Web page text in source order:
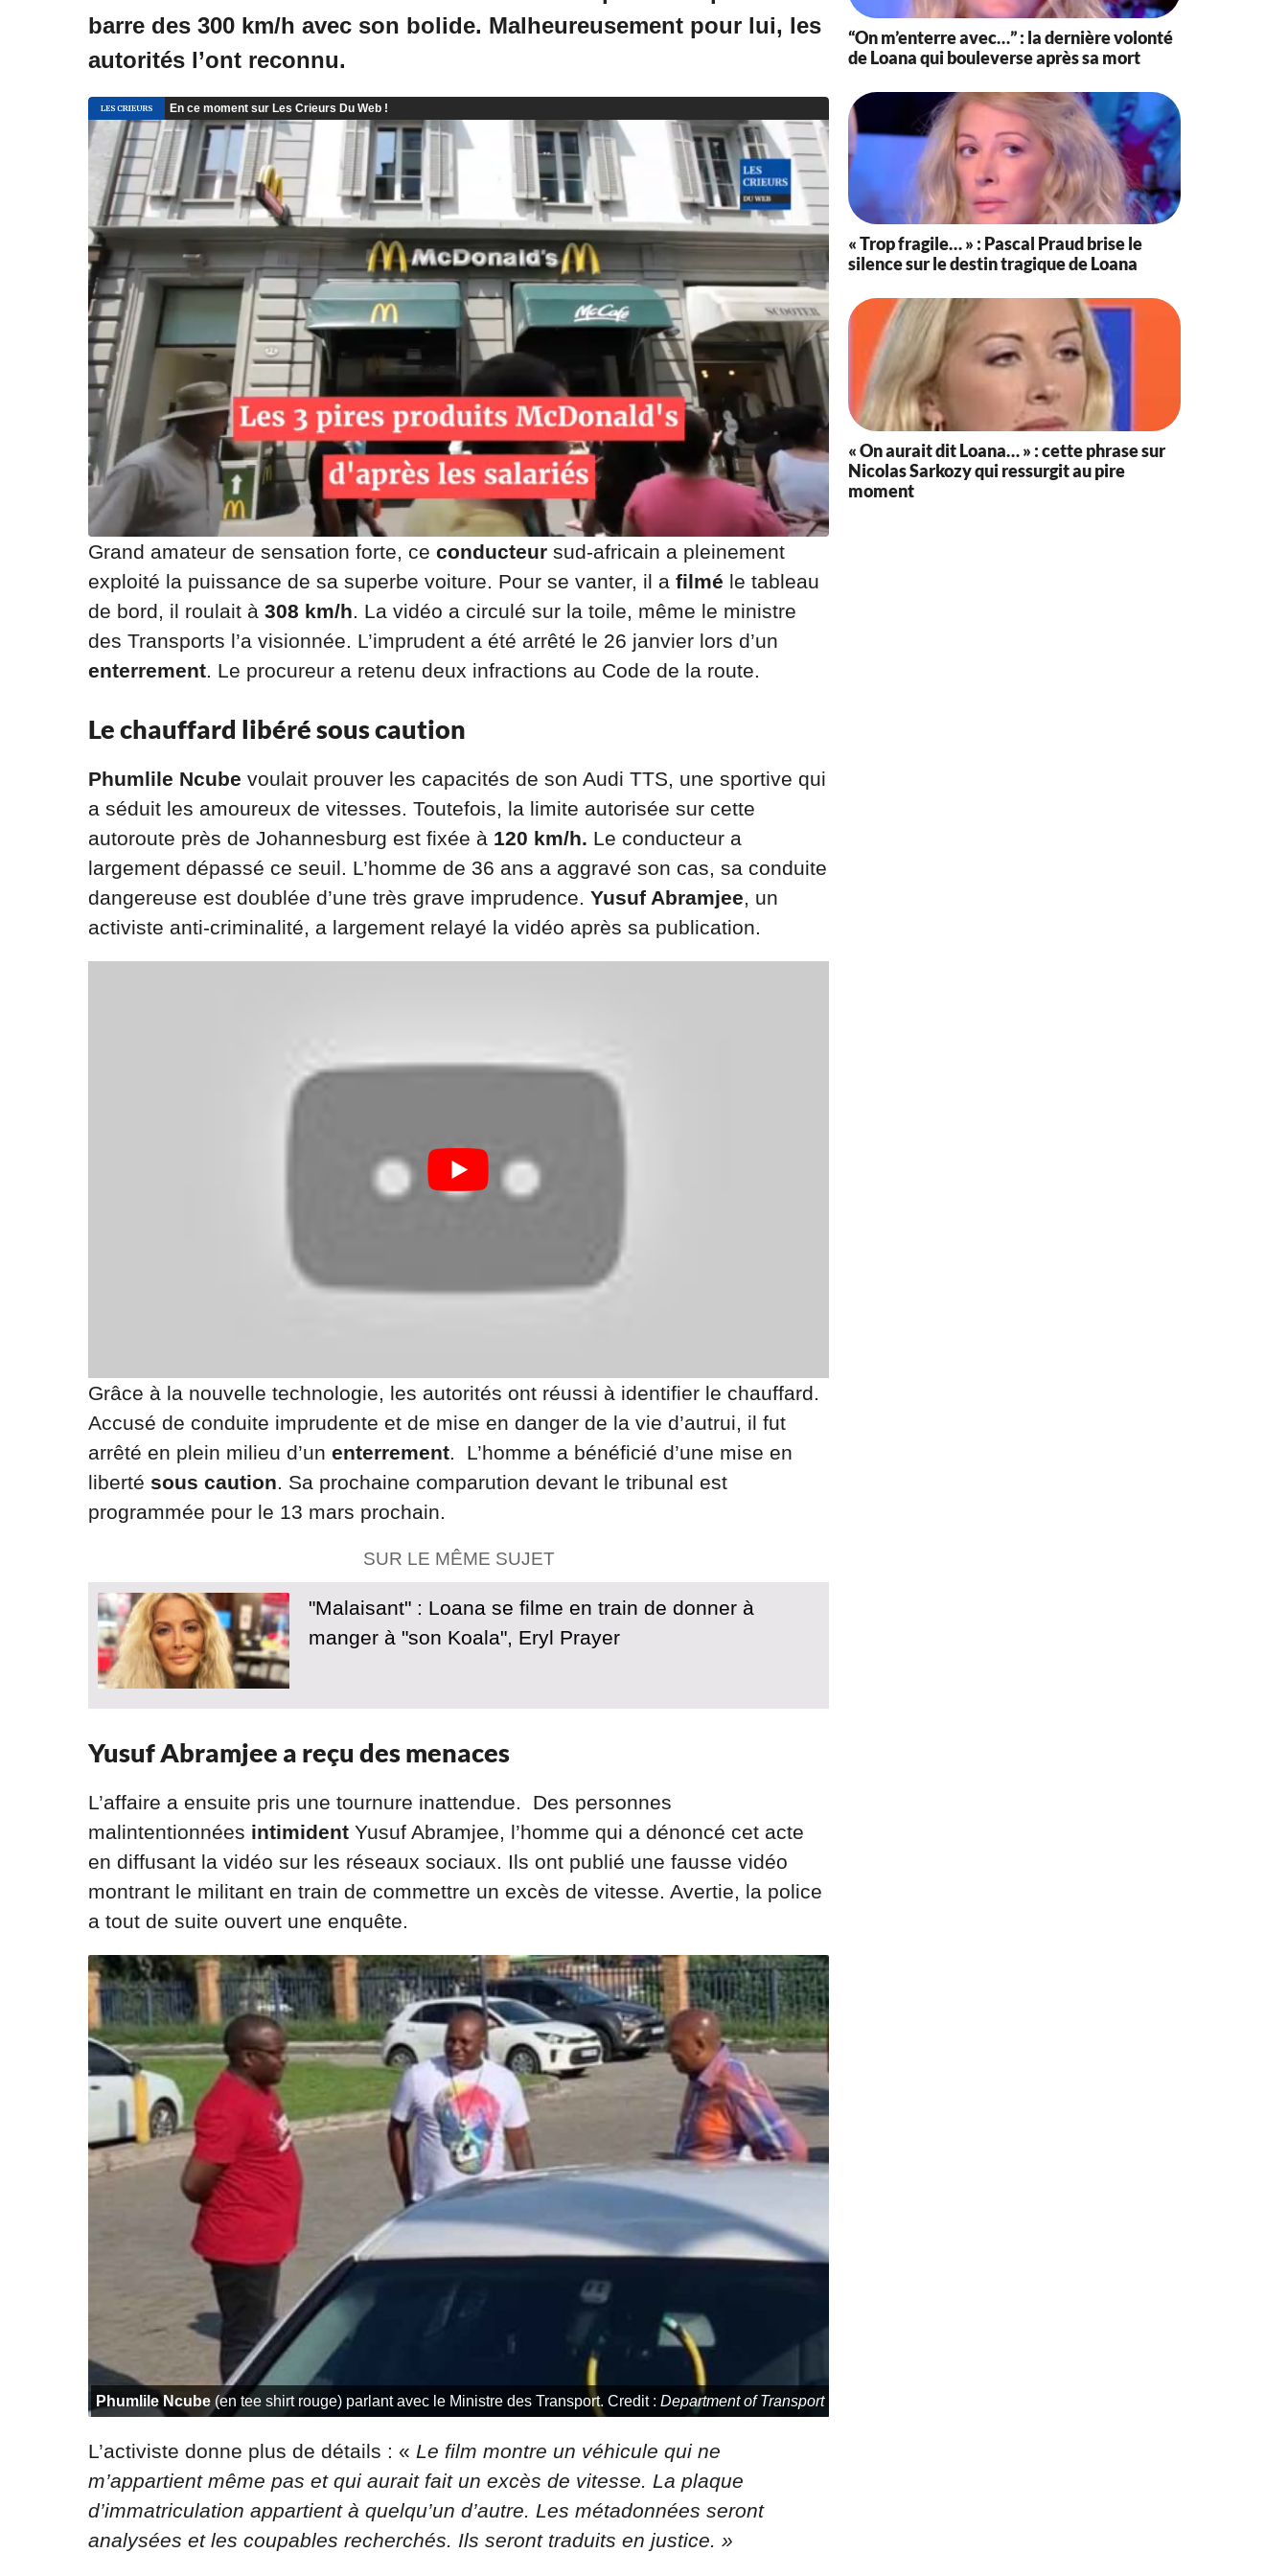
2
:
4
1
barre des 300 km/h avec son bolide. Malheureusement pour lui, les
autorités l’ont reconnu.
Grand amateur de sensation forte, ce conducteur sud-africain a pleinement
exploité la puissance de sa superbe voiture. Pour se vanter, il a filmé le tableau
de bord, il roulait à 308 km/h. La vidéo a circulé sur la toile, même le ministre
des Transports l’a visionnée. L’imprudent a été arrêté le 26 janvier lors d’un
enterrement. Le procureur a retenu deux infractions au Code de la route.
Le chauffard libéré sous caution
Phumlile Ncube voulait prouver les capacités de son Audi TTS, une sportive qui
a séduit les amoureux de vitesses. Toutefois, la limite autorisée sur cette
autoroute près de Johannesburg est fixée à 120 km/h. Le conducteur a
largement dépassé ce seuil. L’homme de 36 ans a aggravé son cas, sa conduite
dangereuse est doublée d’une très grave imprudence. Yusuf Abramjee, un
activiste anti-criminalité, a largement relayé la vidéo après sa publication.
Grâce à la nouvelle technologie, les autorités ont réussi à identifier le chauffard.
Accusé de conduite imprudente et de mise en danger de la vie d’autrui, il fut
arrêté en plein milieu d’un enterrement. L’homme a bénéficié d’une mise en
liberté sous caution. Sa prochaine comparution devant le tribunal est
programmée pour le 13 mars prochain.
SUR LE MÊME SUJET
"Malaisant" : Loana se filme en train de donner à
manger à "son Koala", Eryl Prayer
Yusuf Abramjee a reçu des menaces
L’affaire a ensuite pris une tournure inattendue. Des personnes
malintentionnées intimident Yusuf Abramjee, l’homme qui a dénoncé cet acte
en diffusant la vidéo sur les réseaux sociaux. Ils ont publié une fausse vidéo
montrant le militant en train de commettre un excès de vitesse. Avertie, la police
a tout de suite ouvert une enquête.
Phumlile Ncube (en tee shirt rouge) parlant avec le Ministre des Transport. Credit :Department of Transport
L’activiste donne plus de détails : « Le film montre un véhicule qui ne
m’appartient même pas et qui aurait fait un excès de vitesse. La plaque
d’immatriculation appartient à quelqu’un d’autre. Les métadonnées seront
analysées et les coupables recherchés. Ils seront traduits en justice. »
“On m’enterre avec…” : la dernière volonté
de Loana qui bouleverse après sa mort
« Trop fragile… » : Pascal Praud brise le
silence sur le destin tragique de Loana
« On aurait dit Loana… » : cette phrase sur
Nicolas Sarkozy qui ressurgit au pire
moment